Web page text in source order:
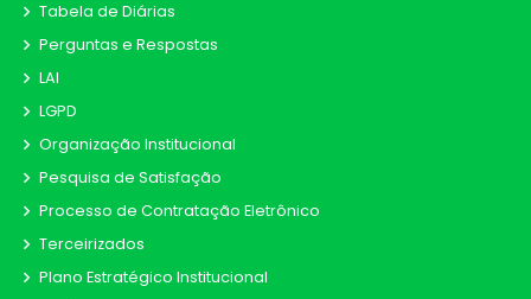
Tabela de Diárias
Perguntas e Respostas
LAI
LGPD
Organização Institucional
Pesquisa de Satisfação
Processo de Contratação Eletrônico
Terceirizados
Plano Estratégico Institucional